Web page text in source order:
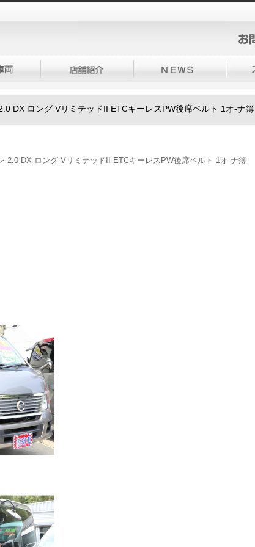
DX ロング VリミテッドII ETCキーレスPW後席ベルト 1オ-ナ簿
2.0 DX ロング VリミテッドII ETCキーレスPW後席ベルト 1オ-ナ簿